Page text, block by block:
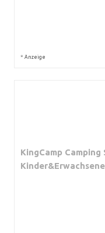
* Anzeige
KingCamp